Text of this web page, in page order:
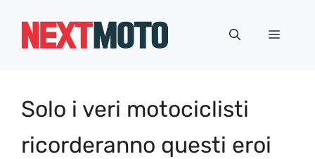
Menu
Solo i veri motociclisti
ricorderanno questi eroi